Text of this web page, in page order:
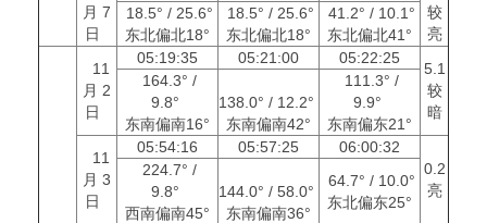
月 7
日
较
亮
18.5° / 25.6°
东北偏北18°
18.5° / 25.6°
东北偏北18°
41.2° / 10.1°
东北偏北41°
11
月 2
日
05:19:35 05:21:00 05:22:25
5.1
较
暗
164.3° /
9.8°
东南偏南16°
138.0° / 12.2°
东南偏南42°
111.3° /
9.9°
东南偏东21°
11
月 3
日
05:54:16 05:57:25
06:00:32
0.2
亮
224.7° /
9.8°
西南偏南45°
144.0° / 58.0°
东南偏南36°
64.7° / 10.0°
东北偏东25°